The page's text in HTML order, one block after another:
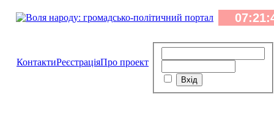
КонтактиРеєстраціяПро проект